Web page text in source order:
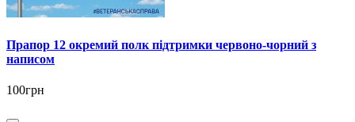
Прапор 12 окремий полк підтримки червоно-чорний з
написом
100грн